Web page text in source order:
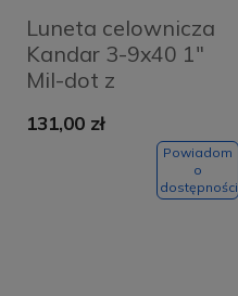
Luneta celownicza
Kandar 3-9x40 1"
Mil-dot z
131,00 zł
Powiadom
o
dostępności